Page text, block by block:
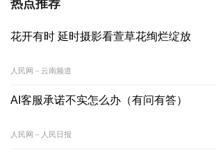
热点推荐
花开有时 延时摄影看萱草花绚烂绽放
人民网－云南频道
AI客服承诺不实怎么办（有问有答）
人民网－人民日报